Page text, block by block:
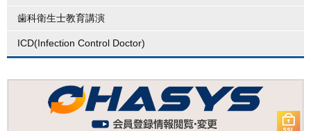
歯科衛生士教育講演
ICD(Infection Control Doctor)